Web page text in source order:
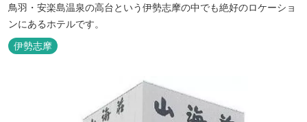
鳥羽・安楽島温泉の高台という伊勢志摩の中でも絶好のロケーショ
ンにあるホテルです。
伊勢志摩